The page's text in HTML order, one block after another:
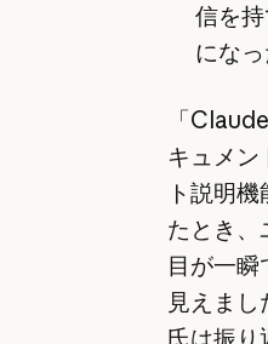
信を
にな
「
キュメン
ト説明
たとき、
目が一瞬
見えま
氏は振り